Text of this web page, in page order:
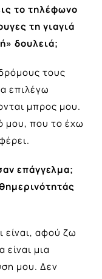
το τηλέφωνο
τη γιαγιά
δουλειά;
τους
επιλέγω
μπρος μου.
μου, που το έχω
επάγγελμα;
είναι, αφού ζω
είναι μια
μου. Δεν